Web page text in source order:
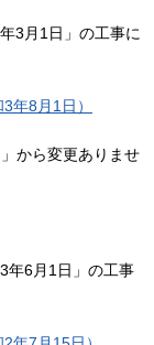
3月1日」の工事に
年8月1日）
から変更ありませ
年6月1日」の工事